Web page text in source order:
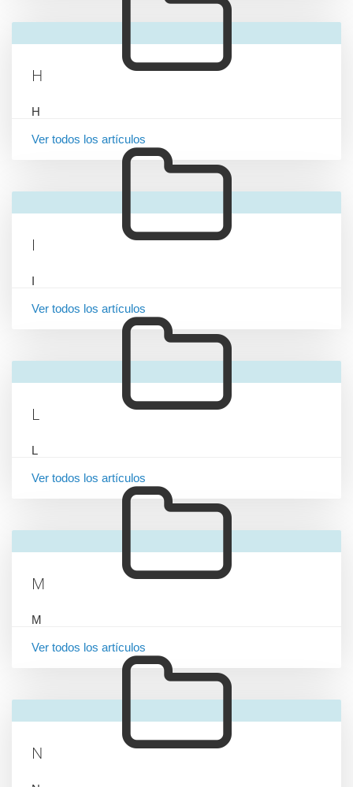
H
H
Ver todos los artículos
I
I
Ver todos los artículos
L
L
Ver todos los artículos
M
M
Ver todos los artículos
N